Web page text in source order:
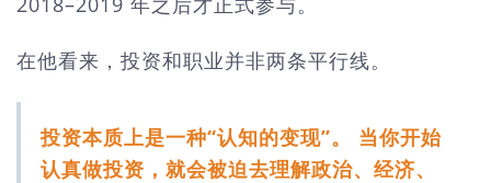
在他看来，投资和职业并非两条平行线。
投资本质上是一种“认知的变现”。 当你开始
认真做投资，就会被迫去理解政治、经济、